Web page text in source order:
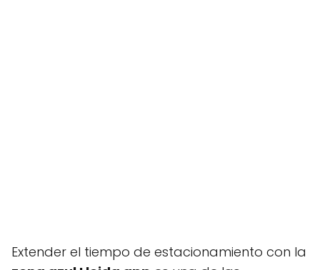
Extender el tiempo de estacionamiento con la